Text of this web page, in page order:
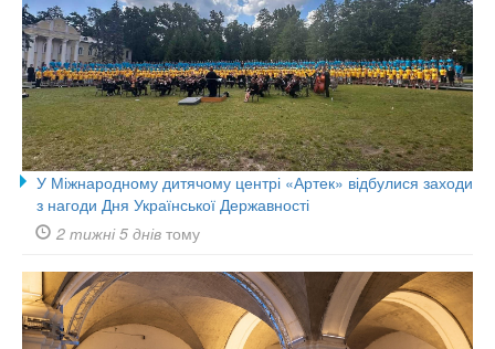
У Міжнародному дитячому центрі «Артек» відбулися заходи
з нагоди Дня Української Державності
2 тижні 5 днів тому